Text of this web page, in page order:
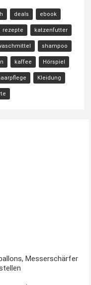
deals ebook
rezepte katzenfutter
shampoo
kaffee Hörspiel
Kleidung
Messerschärfer